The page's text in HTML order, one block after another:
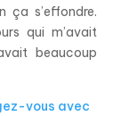
ça s’effondre.
qui m’avait
beaucoup
vous avec